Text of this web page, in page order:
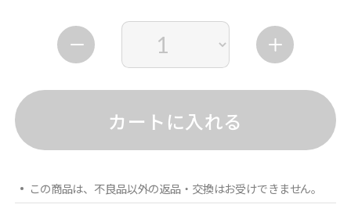
カートに入れる
この商品は、不良品以外の返品・交換はお受けできません。